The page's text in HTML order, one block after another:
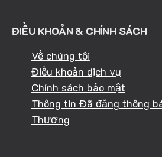
ĐIỀU KHOẢN & CHÍNH SÁCH
Về chúng tôi
Điều khoản dịch vụ
Chính sách bảo mật
Thông tin Đã đăng thông
Thương